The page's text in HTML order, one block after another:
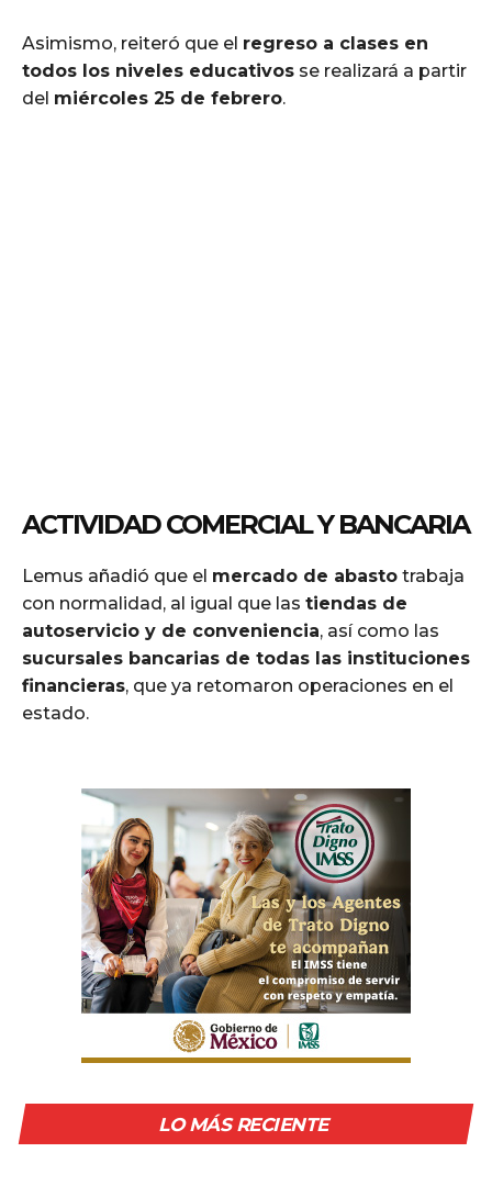
Asimismo, reiteró que el regreso a clases en
todos los niveles educativos se realizará a partir
del miércoles 25 de febrero.
ACTIVIDAD COMERCIAL Y BANCARIA
Lemus añadió que el mercado de abasto trabaja
con normalidad, al igual que las tiendas de
autoservicio y de conveniencia, así como las
sucursales bancarias de todas las instituciones
financieras, que ya retomaron operaciones en el
estado.
LO MÁS RECIENTE